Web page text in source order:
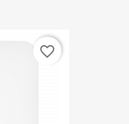
favorite_border